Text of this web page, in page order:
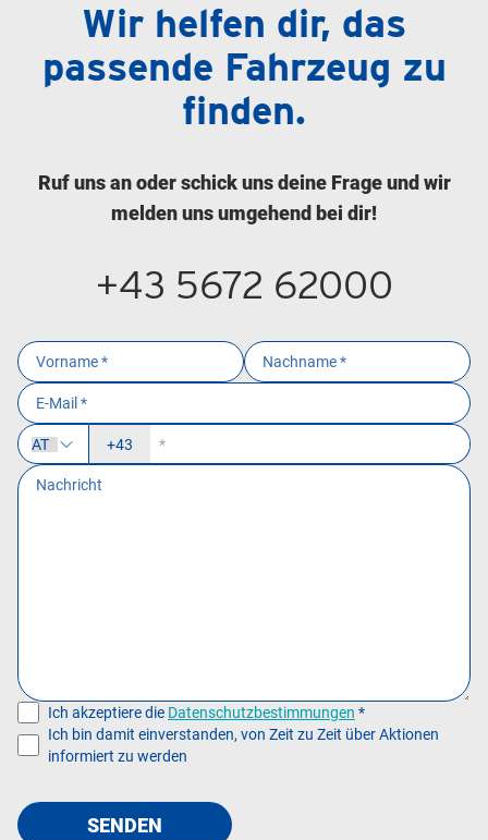
Wir helfen dir, das
passende Fahrzeug zu
finden.
Ruf uns an oder schick uns deine Frage und wir
melden uns umgehend bei dir!
+43 5672 62000
+43
Ich akzeptiere die Datenschutzbestimmungen *
Ich bin damit einverstanden, von Zeit zu Zeit über Aktionen
informiert zu werden
SENDEN